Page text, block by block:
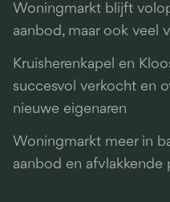
Woningmarkt blijft
aanbod, maar ook veel
Kruisherenkapel en
succesvol verkocht en
nieuwe eigenaren
Woningmarkt meer in
aanbod en afvlakkende